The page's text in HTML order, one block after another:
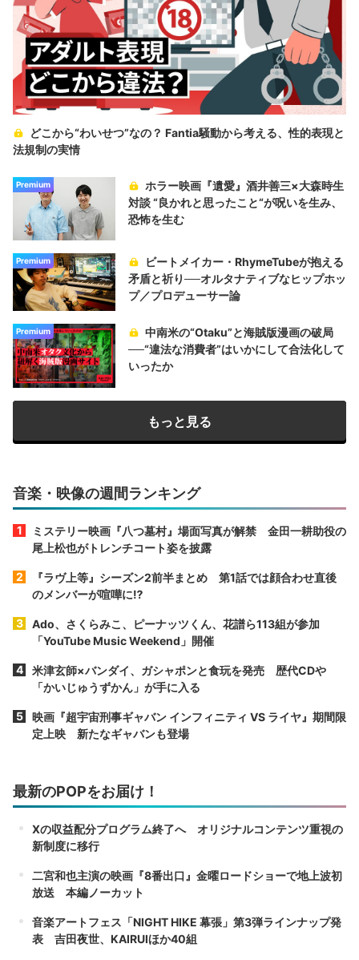
どこから“わいせつ”なの？ Fantia騒動から考える、性的表現と
法規制の実情
Premium
ホラー映画『遺愛』酒井善三×大森時生
対談 “良かれと思ったこと“が呪いを生み、
恐怖を生む
Premium
ビートメイカー・RhymeTubeが抱える
矛盾と祈り──オルタナティブなヒップホッ
プ／プロデューサー論
Premium
中南米の“Otaku”と海賊版漫画の破局
──“違法な消費者”はいかにして合法化して
いったか
もっと見る
音楽・映像の週間ランキング
ミステリー映画『八つ墓村』場面写真が解禁 金田一耕助役の
尾上松也がトレンチコート姿を披露
『ラヴ上等』シーズン2前半まとめ 第1話では顔合わせ直後
のメンバーが喧嘩に⁉︎
Ado、さくらみこ、ピーナッツくん、花譜ら113組が参加
「YouTube Music Weekend」開催
米津玄師×バンダイ、ガシャポンと食玩を発売 歴代CDや
「かいじゅうずかん」が手に入る
映画『超宇宙刑事ギャバン インフィニティ VS ライヤ』期間限
定上映 新たなギャバンも登場
最新のPOPをお届け！
Xの収益配分プログラム終了へ オリジナルコンテンツ重視の
新制度に移行
二宮和也主演の映画『8番出口』金曜ロードショーで地上波初
放送 本編ノーカット
音楽アートフェス「NIGHT HIKE 幕張」第3弾ラインナップ発
表 吉田夜世、KAIRUIほか40組